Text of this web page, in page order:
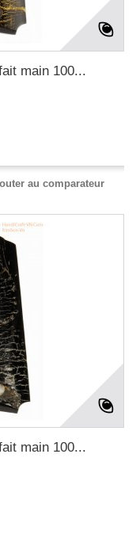
main 100...
au comparateur
main 100...